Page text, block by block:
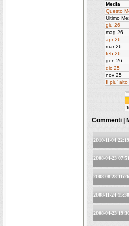
Media
Questo
Ultimo
giu 26
mag 26
apr 26
mar 26
feb 26
gen 26
dic 25
nov 25
Il piu' alto
Commenti |
2010-11-04
2008-04-23
2008-08-28
2008-11-24
2008-04-23